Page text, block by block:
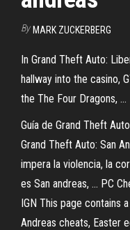
By MARK ZUCKERBERG
In Grand Theft Auto:
hallway into the casino,
the The Four Dragons, ...
Guía de Grand Theft
Grand Theft Auto: San
impera la violencia, la
es San andreas, ... PC
IGN This page contains
Andreas cheats, Easter